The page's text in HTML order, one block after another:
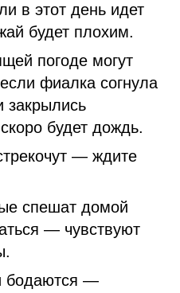
в этот день идет
будет плохим.
погоде могут
фиалка согнула
закрылись
будет дождь.
— ждите
спешат домой
— чувствуют
бодаются —